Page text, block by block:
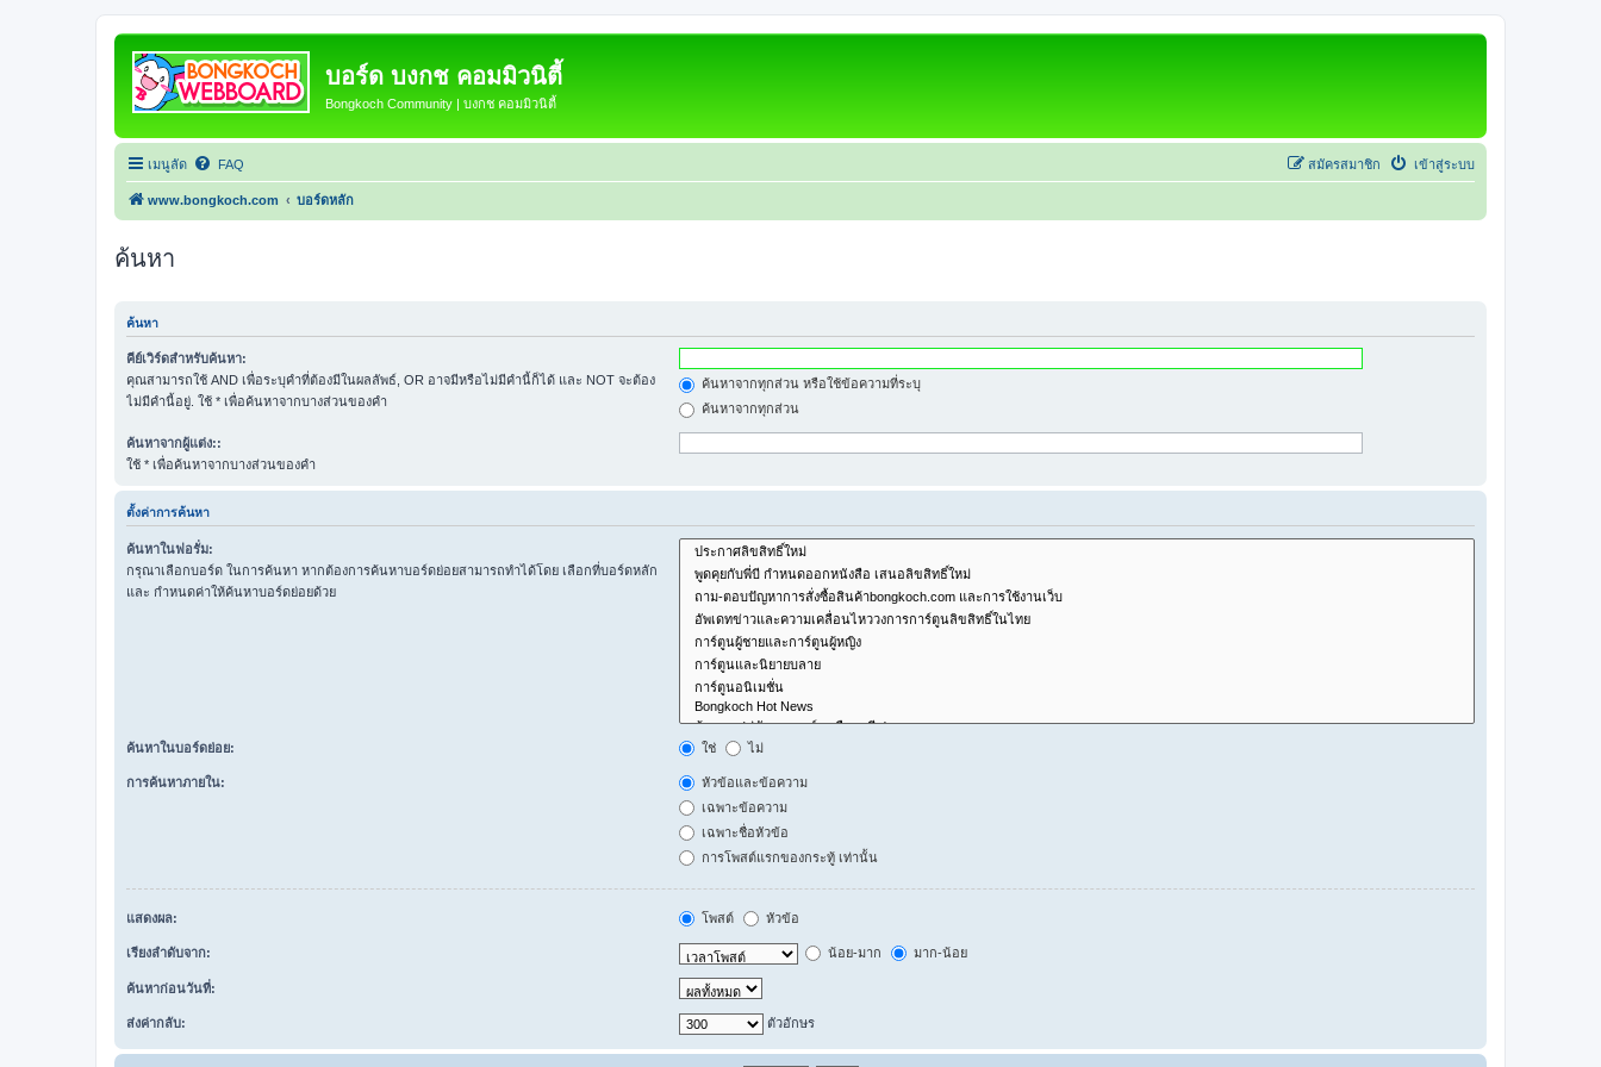
บอร์ด บงกช คอมมิวนิตี้
Bongkoch Community | บงกช คอมมิวนิตี้
เมนูลัด FAQ เข้าสู่ระบบ
สมัครสมาชิก
www.bongkoch.com บอร์ดหลัก
ค้นหา
ค้นหา
คีย์เวิร์ดสำหรับค้นหา:
คุณสามารถใช้ AND เพื่อระบุคำที่ต้องมีในผลลัพธ์, OR อาจมีหรือไม่มีคำนี้ก็ได้ และ NOT จะต้อง
ไม่มีคำนี้อยู่. ใช้ * เพื่อค้นหาจากบางส่วนของคำ
ค้นหาจากทุกส่วน หรือใช้ข้อความที่ระบุ
ค้นหาจากทุกส่วน
ค้นหาจากผู้แต่ง::
ใช้ * เพื่อค้นหาจากบางส่วนของคำ
ตั้งค่าการค้นหา
ค้นหาในฟอรั่ม:
กรุณาเลือกบอร์ด ในการค้นหา หากต้องการค้นหาบอร์ดย่อยสามารถทำได้โดย เลือกที่บอร์ดหลัก
และ กำหนดค่าให้ค้นหาบอร์ดย่อยด้วย
ค้นหาในบอร์ดย่อย: ใช่ ไม่
การค้นหาภายใน:
หัวข้อและข้อความ
เฉพาะข้อความ
เฉพาะชื่อหัวข้อ
การโพสต์แรกของกระทู้ เท่านั้น
แสดงผล: โพสต์ หัวข้อ
เรียงลำดับจาก: น้อย-มาก มาก-น้อย
ค้นหาก่อนวันที่:
ส่งค่ากลับ: ตัวอักษร